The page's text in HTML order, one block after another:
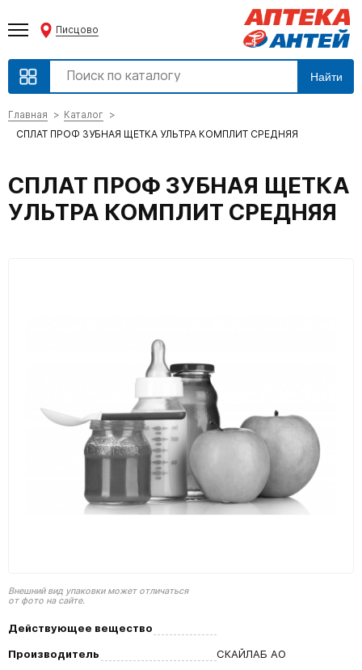
Писцово
Найти
Главная
Каталог
СПЛАТ ПРОФ ЗУБНАЯ ЩЕТКА УЛЬТРА КОМПЛИТ СРЕДНЯЯ
СПЛАТ ПРОФ ЗУБНАЯ ЩЕТКА
УЛЬТРА КОМПЛИТ СРЕДНЯЯ
Внешний вид упаковки может отличаться
от фото на сайте.
Действующее вещество
Производитель
СКАЙЛАБ АО